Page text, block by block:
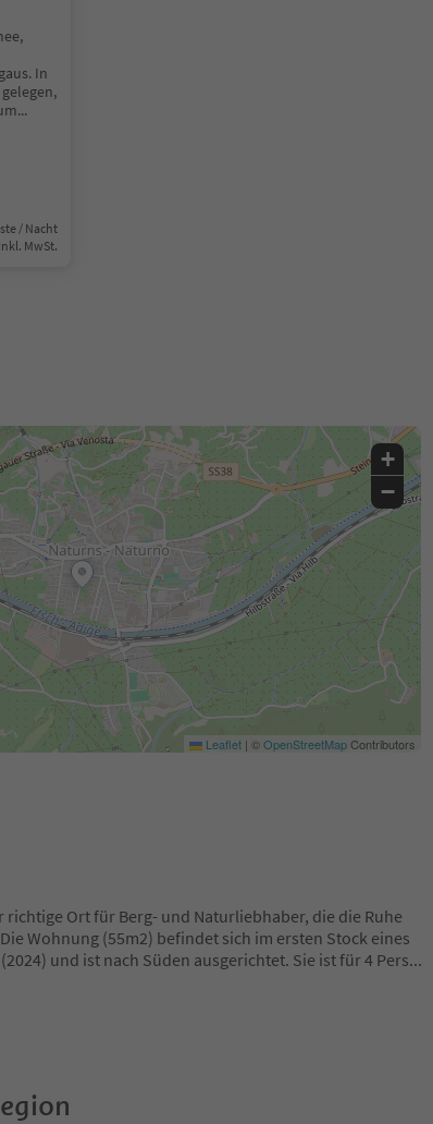
In
...
/ Nacht
Inkl. MwSt.
+
−
Leaflet | ©OpenStreetMapContributors
Ort für Berg- und Naturliebhaber, die die Ruhe
Wohnung (55m2) befindet sich im ersten Stock eines
und ist nach Süden ausgerichtet. Sie ist für 4 Pers...